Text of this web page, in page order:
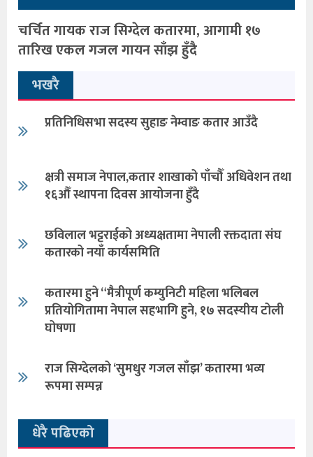
चर्चित गायक राज सिग्देल कतारमा, आगामी १७
तारिख एकल गजल गायन साँझ हुँदै
भखरै
प्रतिनिधिसभा सदस्य सुहाङ नेम्वाङ कतार आउँदै
क्षत्री समाज नेपाल,कतार शाखाको पाँचौँ अधिवेशन तथा
१६औँ स्थापना दिवस आयोजना हुँदै
छविलाल भट्टराईको अध्यक्षतामा नेपाली रक्तदाता संघ
कतारको नयाँ कार्यसमिति
कतारमा हुने “मैत्रीपूर्ण कम्युनिटी महिला भलिबल
प्रतियोगितामा नेपाल सहभागि हुने, १७ सदस्यीय टोली
घोषणा
राज सिग्देलको ‘सुमधुर गजल साँझ’ कतारमा भव्य
रूपमा सम्पन्न
धेरै पढिएको